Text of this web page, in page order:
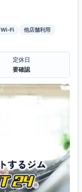
Wi-Fi
他店舗利用
定休日
要確認